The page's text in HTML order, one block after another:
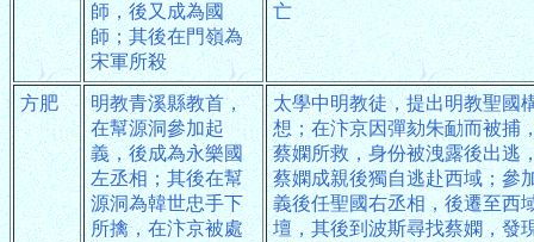
師，後又成為國
師；其後在門嶺為
宋軍所殺
亡
方肥
明教青溪縣教首，
在幫源洞參加起
義，後成為永樂國
左丞相；其後在幫
源洞為韓世忠手下
所擒，在汴京被處
太學中明教徒，提出明教聖國
想；在汴京因彈劾朱勔而被捕
蔡嫻所救，身份被洩露後出逃
蔡嫻成親後獨自逃赴西域；參
義後任聖國右丞相，後遷至西
壇，其後到波斯尋找蔡嫻，發